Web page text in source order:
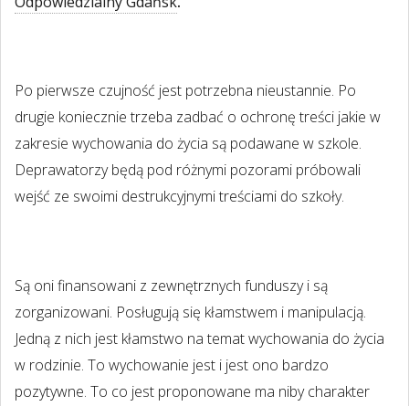
Po pierwsze czujność jest potrzebna nieustannie. Po
drugie koniecznie trzeba zadbać o ochronę treści jakie w
zakresie wychowania do życia są podawane w szkole.
Deprawatorzy będą pod różnymi pozorami próbowali
wejść ze swoimi destrukcyjnymi treściami do szkoły.
Są oni finansowani z zewnętrznych funduszy i są
zorganizowani. Posługują się kłamstwem i manipulacją.
Jedną z nich jest kłamstwo na temat wychowania do życia
w rodzinie. To wychowanie jest i jest ono bardzo
pozytywne. To co jest proponowane ma niby charakter